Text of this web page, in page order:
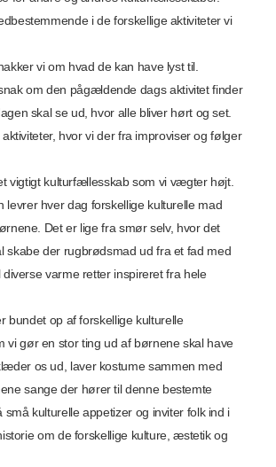
i de forskellige aktiviteter vi
vi om hvad de kan have lyst til.
om den pågældende dags aktivitet finder
skal se ud, hvor alle bliver hørt og set.
hvor vi der fra improviser og følger
kulturfællesskab som vi vægter højt.
levrer hver dag forskellige kulturelle mad
Det er lige fra smør selv, hvor det
skabe der rugbrødsmad ud fra et fad med
varme retter inspireret fra hele
op af forskellige kulturelle
vi gør en stor ting ud af børnene skal have
os ud, laver kostume sammen med
sange der hører til denne bestemte
små kulturelle appetizer og inviter folk ind i
om de forskellige kulture, æstetik og